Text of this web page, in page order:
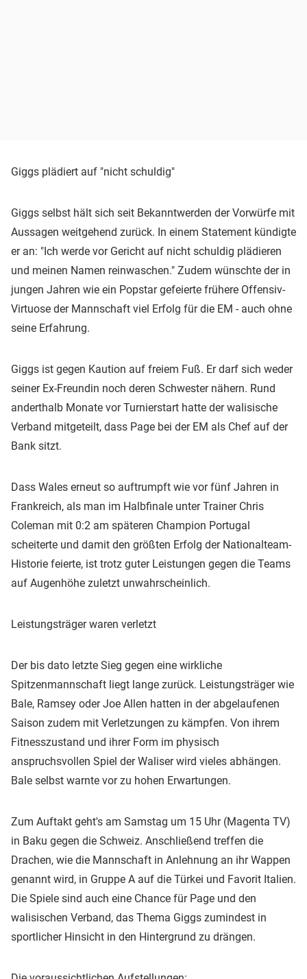
Giggs plädiert auf "nicht schuldig"
Giggs selbst hält sich seit Bekanntwerden der Vorwürfe mit
Aussagen weitgehend zurück. In einem Statement kündigte
er an: "Ich werde vor Gericht auf nicht schuldig plädieren
und meinen Namen reinwaschen." Zudem wünschte der in
jungen Jahren wie ein Popstar gefeierte frühere Offensiv-
Virtuose der Mannschaft viel Erfolg für die EM - auch ohne
seine Erfahrung.
Giggs ist gegen Kaution auf freiem Fuß. Er darf sich weder
seiner Ex-Freundin noch deren Schwester nähern. Rund
anderthalb Monate vor Turnierstart hatte der walisische
Verband mitgeteilt, dass Page bei der EM als Chef auf der
Bank sitzt.
Dass Wales erneut so auftrumpft wie vor fünf Jahren in
Frankreich, als man im Halbfinale unter Trainer Chris
Coleman mit 0:2 am späteren Champion Portugal
scheiterte und damit den größten Erfolg der Nationalteam-
Historie feierte, ist trotz guter Leistungen gegen die Teams
auf Augenhöhe zuletzt unwahrscheinlich.
Leistungsträger waren verletzt
Der bis dato letzte Sieg gegen eine wirkliche
Spitzenmannschaft liegt lange zurück. Leistungsträger wie
Bale, Ramsey oder Joe Allen hatten in der abgelaufenen
Saison zudem mit Verletzungen zu kämpfen. Von ihrem
Fitnesszustand und ihrer Form im physisch
anspruchsvollen Spiel der Waliser wird vieles abhängen.
Bale selbst warnte vor zu hohen Erwartungen.
Zum Auftakt geht's am Samstag um 15 Uhr (Magenta TV)
in Baku gegen die Schweiz. Anschließend treffen die
Drachen, wie die Mannschaft in Anlehnung an ihr Wappen
genannt wird, in Gruppe A auf die Türkei und Favorit Italien.
Die Spiele sind auch eine Chance für Page und den
walisischen Verband, das Thema Giggs zumindest in
sportlicher Hinsicht in den Hintergrund zu drängen.